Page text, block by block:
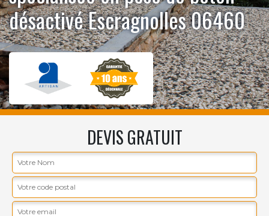
désactivé Escragnolles 06460
DEVIS GRATUIT